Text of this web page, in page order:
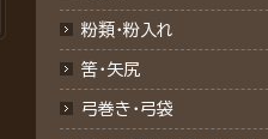
粉類・粉入れ
筈・矢尻
弓巻き・弓袋